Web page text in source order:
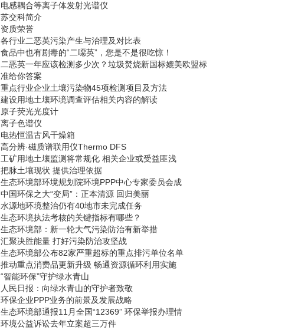
电感耦合等离子体发射光谱仪
苏交科简介
资质荣誉
各行业二恶英污染产生与治理及对比表
食品中也有剧毒的“二噁英”，您是不是很吃惊！
二恶英一年应该检测多少次？垃圾焚烧新国标媲美欧盟标
准给你答案
重点行业企业土壤污染物45项检测项目及方法
建设用地土壤环境调查评估相关内容的解读
原子荧光光度计
离子色谱仪
电热恒温古风干燥箱
高分辨·磁质谱联用仪Thermo DFS
工矿用地土壤监测将常规化 相关企业或受益匪浅
把脉土壤现状 提供治理依据
生态环境部环境规划院环境PPP中心专家委员会成
中国环保之大“变局”：正本清源 回归美丽
水源地环境整治仍有40地市未完成任务
生态环境执法考核的关键指标有哪些？
生态环境部：新一轮大气污染防治有新举措
汇聚决胜能量 打好污染防治攻坚战
生态环境部公布82家严重超标的重点排污单位名单
推动重点消费品更新升级 畅通资源循环利用实施
“智能环保”守护绿水青山
人民日报：向绿水青山的守护者致敬
环保企业PPP业务的前景及发展战略
生态环境部通报11月全国“12369” 环保举报办理情
环境公益诉讼去年立案超三万件